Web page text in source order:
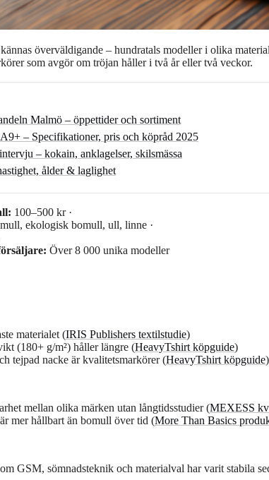
överväldigande – hundratals modeller i olika
som avgör om tröjan håller i två år eller två veckor.
Malmö – öppettider och sortiment
– Specifikationer, pris och köpråd 2025
– kokain, anklagelser, skilsmässa
ålder & laglighet
100–500 kr ·
ekologisk bomull, ull, linne ·
Över 8 000 unika modeller
materialet (IRIS Publishers textilstudie)
(180+ g/m²) håller längre (HeavyTshirt köpguide)
tejpad nacke är kvalitetsmarkörer (HeavyTshirt köpguide)
mellan olika märken utan långtidsstudier (MEXESS
mer hållbart än bomull över tid (More Than Basics
GSM, sömnadsteknik och materialval har varit stabila